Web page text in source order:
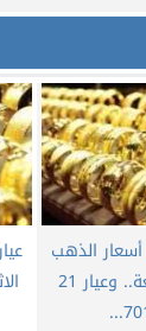
الذهب
بمصر اليوم الجمعة.. وعيار 21